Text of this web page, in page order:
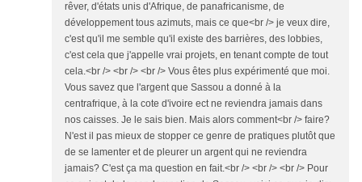
rêver, d'états unis d'Afrique, de panafricanisme, de
développement tous azimuts, mais ce que<br /> je veux dire,
c'est qu'il me semble qu'il existe des barrières, des lobbies,
c'est cela que j'appelle vrai projets, en tenant compte de tout
cela.<br /> <br /> <br /> Vous êtes plus expérimenté que moi.
Vous savez que l'argent que Sassou a donné à la
centrafrique, à la cote d'ivoire ect ne reviendra jamais dans
nos caisses. Je le sais bien. Mais alors comment<br /> faire?
N'est il pas mieux de stopper ce genre de pratiques plutôt que
de se lamenter et de pleurer un argent qui ne reviendra
jamais? C'est ça ma question en fait.<br /> <br /> <br /> Pour